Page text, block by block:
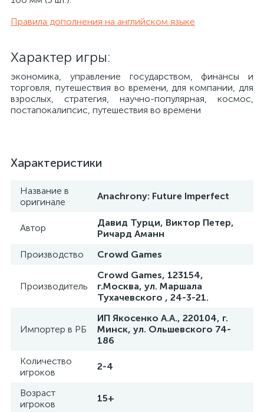
Правила дополнения на английском языке
Характер игры:
экономика, управление государством, финансы и
торговля, путешествия во времени, для компании, для
взрослых, стратегия, научно-популярная, космос,
постапокалипсис, путешествия во времени
Характеристики
Название в
оригинале
Anachrony: Future Imperfect
Автор
Давид Турци, Виктор Петер,
Ричард Аманн
Производство
Crowd Games
Производитель
Crowd Games, 123154,
г.Москва, ул. Маршала
Тухачевского , 24-3-21.
Импортер в РБ
ИП Якосенко А.А., 220104, г.
Минск, ул. Ольшевского 74-
186
Количество
игроков
2-4
Возраст
игроков
15+